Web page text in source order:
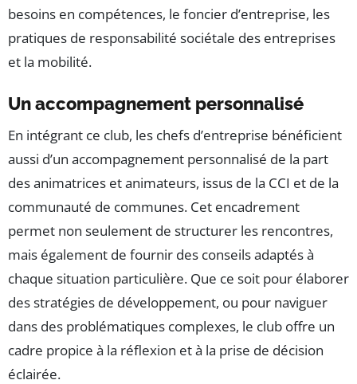
besoins en compétences, le foncier d’entreprise, les
pratiques de responsabilité sociétale des entreprises
et la mobilité.
Un accompagnement personnalisé
En intégrant ce club, les chefs d’entreprise bénéficient
aussi d’un accompagnement personnalisé de la part
des animatrices et animateurs, issus de la CCI et de la
communauté de communes. Cet encadrement
permet non seulement de structurer les rencontres,
mais également de fournir des conseils adaptés à
chaque situation particulière. Que ce soit pour élaborer
des stratégies de développement, ou pour naviguer
dans des problématiques complexes, le club offre un
cadre propice à la réflexion et à la prise de décision
éclairée.